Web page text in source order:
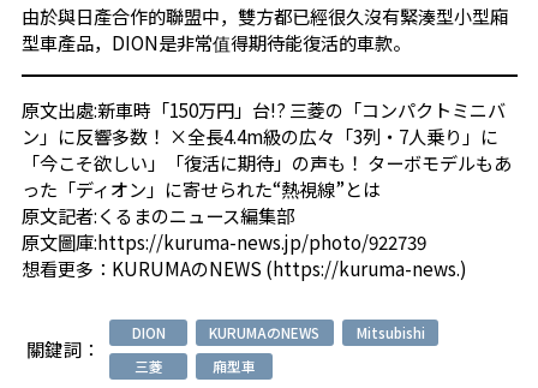
由於與日產合作的聯盟中，雙方都已經很久沒有緊湊型小型廂
型車產品，DION是非常值得期待能復活的車款。
原文出處:新車時「150万円」台!? 三菱の「コンパクトミニバ
ン」に反響多数！ ×全長4.4m級の広々「3列・7人乗り」に
「今こそ欲しい」「復活に期待」の声も！ ターボモデルもあ
った「ディオン」に寄せられた“熱視線”とは
原文記者:くるまのニュース編集部
原文圖庫:https://kuruma-news.jp/photo/922739
想看更多： KURUMAのNEWS (https://kuruma-news.)
關鍵詞：
DION KURUMAのNEWS
Mitsubishi
三菱
廂型車